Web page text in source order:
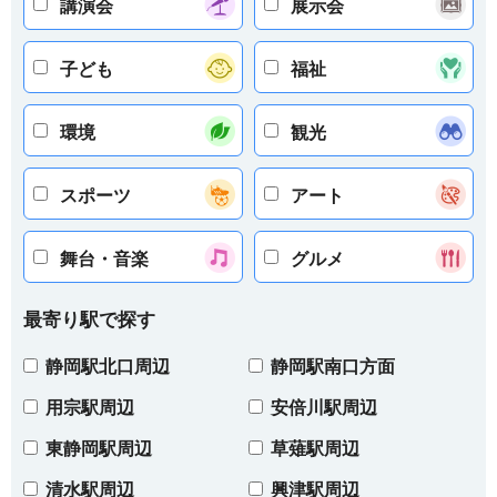
講演会 展示会
子ども 福祉
環境 観光
スポーツ アート
舞台・音楽 グルメ
最寄り駅で探す
静岡駅北口周辺 静岡駅南口方面
用宗駅周辺 安倍川駅周辺
東静岡駅周辺 草薙駅周辺
清水駅周辺 興津駅周辺